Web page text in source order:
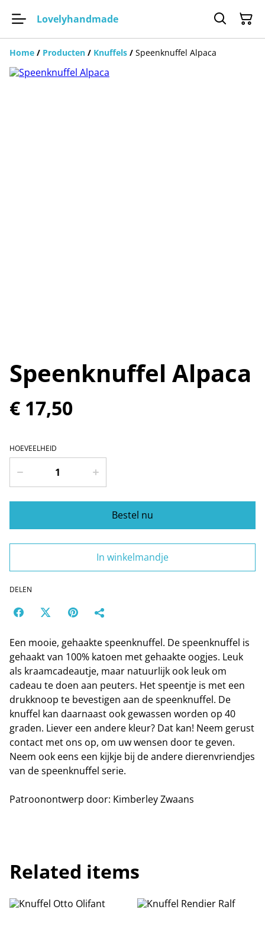
Lovelyhandmade
Home / Producten / Knuffels / Speenknuffel Alpaca
Speenknuffel Alpaca
€ 17,50
HOEVEELHEID
Bestel nu
In winkelmandje
DELEN
Een mooie, gehaakte speenknuffel. De speenknuffel is
gehaakt van 100% katoen met gehaakte oogjes. Leuk
als kraamcadeautje, maar natuurlijk ook leuk om
cadeau te doen aan peuters. Het speentje is met een
drukknoop te bevestigen aan de speenknuffel. De
knuffel kan daarnaast ook gewassen worden op 40
graden. Liever een andere kleur? Dat kan! Neem gerust
contact met ons op, om uw wensen door te geven.
Neem ook eens een kijkje bij de andere dierenvriendjes
van de speenknuffel serie.
Patroonontwerp door: Kimberley Zwaans
Related items